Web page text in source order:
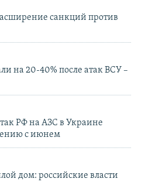
санкций против
на 20-40% после атак ВСУ –
РФ на АЗС в Украине
с июнем
дом: российские власти